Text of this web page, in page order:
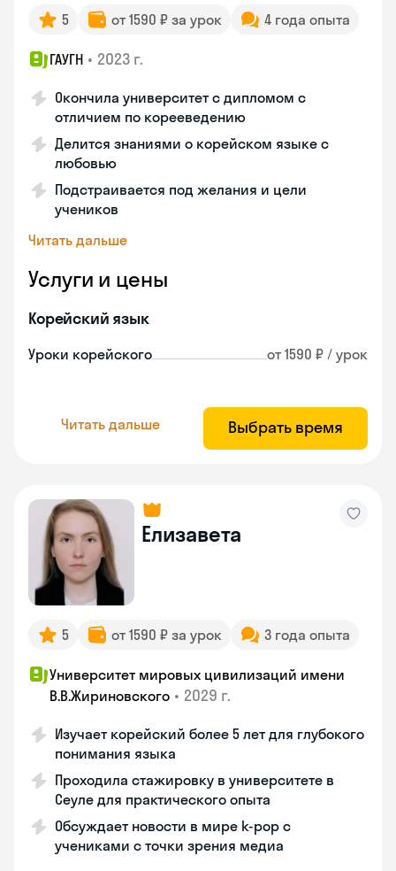
5 от 1590 ₽ за урок 4 года опыта
ГАУГН • 2023 г.
Окончила университет с дипломом с
отличием по корееведению
Делится знаниями о корейском языке с
любовью
Подстраивается под желания и цели
учеников
Читать дальше
Услуги и цены
Корейский язык
Уроки корейского от 1590 ₽ / урок
Читать дальше Выбрать время
Елизавета
5 от 1590 ₽ за урок 3 года опыта
Университет мировых цивилизаций имени
В.В.Жириновского • 2029 г.
Изучает корейский более 5 лет для глубокого
понимания языка
Проходила стажировку в университете в
Сеуле для практического опыта
Обсуждает новости в мире k-pop с
учениками с точки зрения медиа